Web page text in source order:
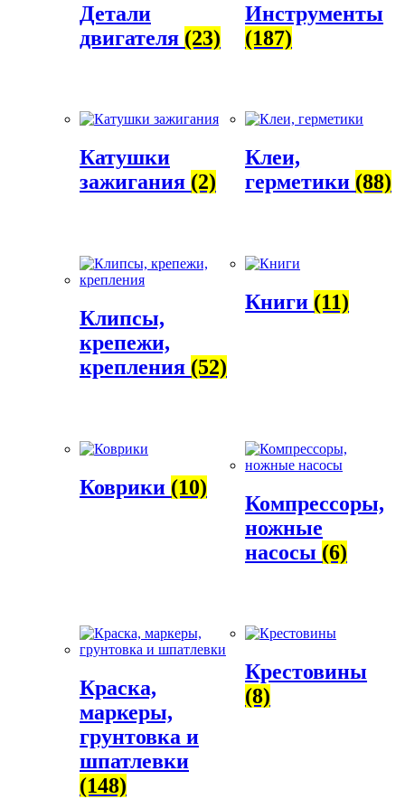
Детали
двигателя (23)
Инструменты
(187)
Катушки
зажигания (2)
Клеи,
герметики (88)
Клипсы,
крепежи,
крепления (52)
Книги (11)
Коврики (10)
Компрессоры,
ножные
насосы (6)
Краска,
маркеры,
грунтовка и
шпатлевки
(148)
Крестовины
(8)